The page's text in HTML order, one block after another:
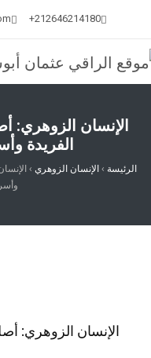
212646214180+
الإنسان الزوهري:
الفريدة
الرئيسة ›الإنسان الزوهري ›
الإنسان الزوهري: